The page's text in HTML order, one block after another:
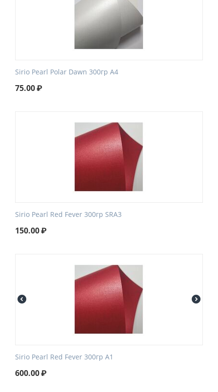
Sirio Pearl Polar Dawn 300гр А4
75.00₽
Sirio Pearl Red Fever 300гр SRA3
150.00₽
Sirio Pearl Red Fever 300гр А1
600.00₽